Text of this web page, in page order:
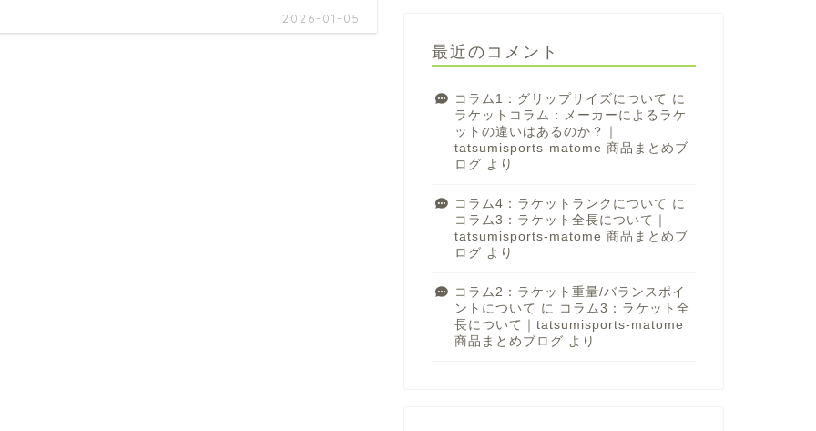
2026-01-05
最近のコメント
コラム1：グリップサイズについて に
ラケットコラム：メーカーによるラケ
ットの違いはあるのか？｜
tatsumisports-matome 商品まとめブ
ログ より
コラム4：ラケットランクについて に
コラム3：ラケット全長について｜
tatsumisports-matome 商品まとめブ
ログ より
コラム2：ラケット重量/バランスポイ
ントについて に コラム3：ラケット全
長について｜tatsumisports-matome
商品まとめブログ より